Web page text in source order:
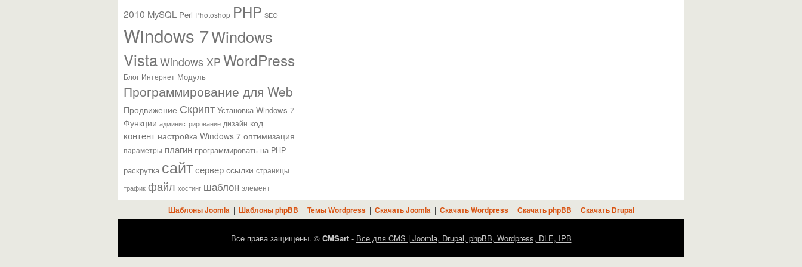
2010 MySQL Perl Photoshop PHP SEO
Windows 7Windows
VistaWindows XP WordPress
Блог Интернет Модуль
Программирование для Web
Продвижение Скрипт Установка Windows 7
Функции администрирование дизайн код
контент настройка Windows 7 оптимизация
параметры плагин программировать на PHP
раскрутка сайтсервер ссылки страницы
трафик файл хостинг шаблон элемент
Шаблоны Joomla | Шаблоны phpBB | Темы Wordpress| Скачать Joomla | Скачать Wordpress| Скачать phpBB | Скачать Drupal
Все права защищены. © CMSart- Все для CMS | Joomla, Drupal, phpBB, Wordpress, DLE, IPB